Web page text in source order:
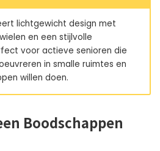
lichtgewicht design met
en een stijlvolle
voor actieve senioren die
in smalle ruimtes en
willen doen.
Boodschappen